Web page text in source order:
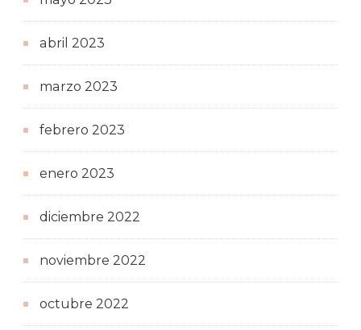
abril 2023
marzo 2023
febrero 2023
enero 2023
diciembre 2022
noviembre 2022
octubre 2022